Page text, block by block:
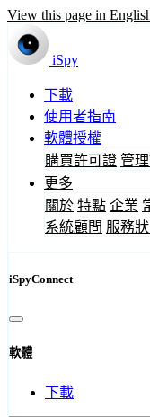
View this page in
iSpy
下載
使用者指南
軟體授權
購買許可證 管
更多
關於 特點 企業
系統顧問 服務
iSpyConnect
軟體
下載